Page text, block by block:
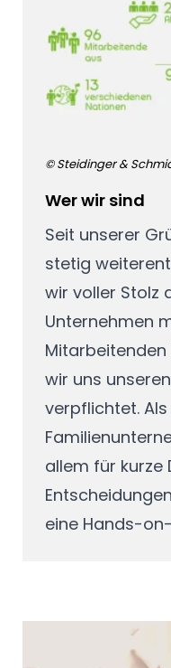
Wer wir sind
Seit unserer
stetig
wir voller Stolz
Unternehmen
Mitarbeitenden
wir uns
verpflichtet.
allem für kurze
eine Hands-
© Steidinger &